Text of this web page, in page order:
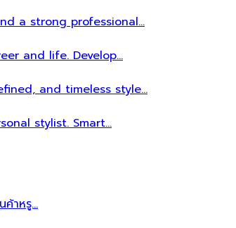
a strong professional…
and life. Develop…
and timeless style…
stylist. Smart…
ค้าหรู…